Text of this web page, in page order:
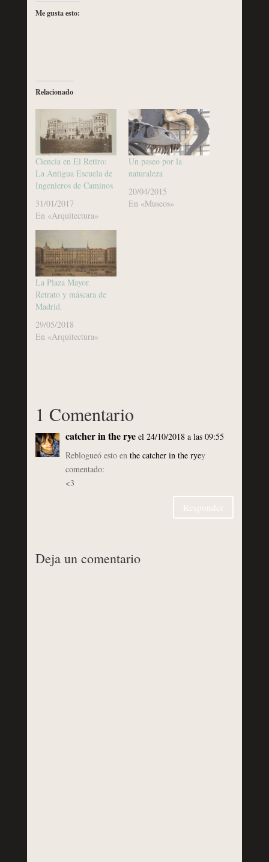
Me gusta esto:
Relacionado
Ciencia en El Retiro:
La Antigua Escuela de
Ingenieros de Caminos
31/01/2017
En «Arquitectura»
Un paseo por la
naturaleza
20/04/2015
En «Museos»
La Plaza Mayor.
Retrato y máscara de
Madrid.
29/05/2018
En «Arquitectura»
1 Comentario
catcher in the rye el 24/10/2018 a las 09:55
Reblogueó esto en the catcher in the ryey
comentado:
<3
Responder
Deja un comentario